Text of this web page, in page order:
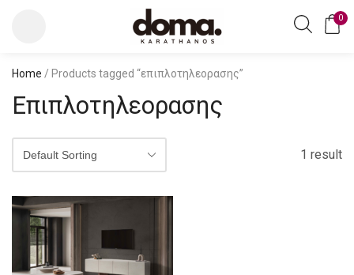
0
Home / Products tagged “επιπλοτηλεορασης”
Επιπλοτηλεορασης
1 result